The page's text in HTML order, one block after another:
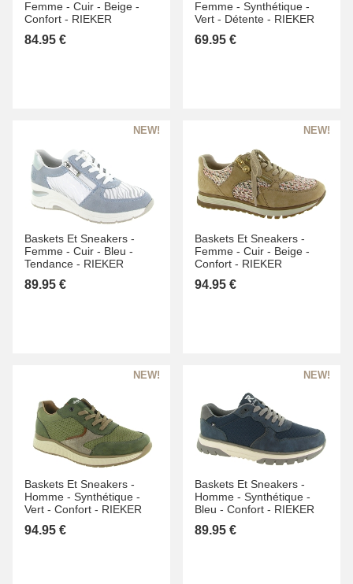
Femme - Cuir - Beige -
Confort - RIEKER
84.95 €
Femme - Synthétique -
Vert - Détente - RIEKER
69.95 €
Baskets Et Sneakers -
Femme - Cuir - Bleu -
Tendance - RIEKER
89.95 €
Baskets Et Sneakers -
Femme - Cuir - Beige -
Confort - RIEKER
94.95 €
Baskets Et Sneakers -
Homme - Synthétique -
Vert - Confort - RIEKER
94.95 €
Baskets Et Sneakers -
Homme - Synthétique -
Bleu - Confort - RIEKER
89.95 €